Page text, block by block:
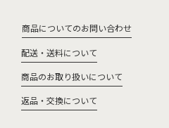
商品についてのお問い合わせ
配送・送料について
商品のお取り扱いについて
返品・交換について